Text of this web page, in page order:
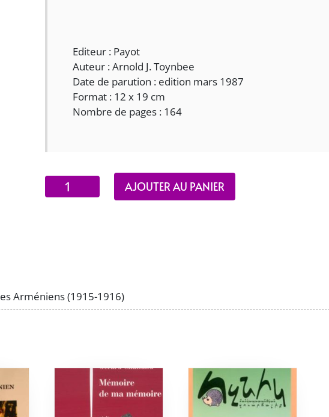
Editeur : Payot
Auteur : Arnold J. Toynbee
Date de parution : edition mars 1987
Format : 12 x 19 cm
Nombre de pages : 164
quantité
de
AJOUTER AU PANIER
Arméniens (1915-1916)